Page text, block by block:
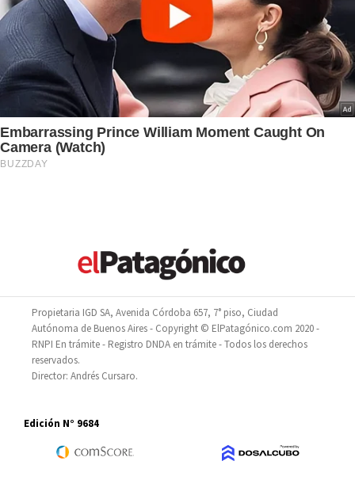
Propietaria IGD SA, Avenida Córdoba 657, 7° piso, Ciudad
Autónoma de Buenos Aires - Copyright © ElPatagónico.com 2020 -
RNPI En trámite - Registro DNDA en trámite - Todos los derechos
reservados.
Director: Andrés Cursaro.
Edición N° 9684